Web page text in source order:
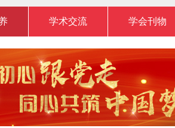
学术交流 学会刊物